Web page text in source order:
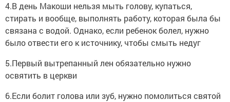
4.В день Макоши нельзя мыть голову, купаться,
стирать и вообще, выполнять работу, которая была бы
связана с водой. Однако, если ребенок болел, нужно
было отвести его к источнику, чтобы смыть недуг
5.Первый вытрепанный лен обязательно нужно
освятить в церкви
6.Если болит голова или зуб, нужно помолиться святой